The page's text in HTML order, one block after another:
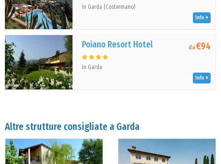
in Garda (Costermano)
Info
Poiano Resort Hotel
in Garda
da€94
Info
Altre strutture consigliate a Garda